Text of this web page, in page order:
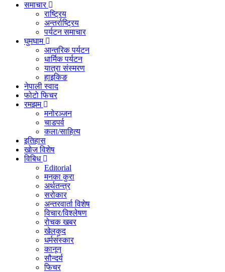
समाचार
राष्ट्रिय
अन्तर्राष्ट्रिय
पर्यटन समाचार
घुमघाम
आन्तरिक पर्यटन
धार्मिक पर्यटन
यात्रा संस्मरण
हाइकिङ
नेपाली स्वाद
फोटो फिचर
रमझम
मनोरञ्जन
चाडपर्व
कला/साहित्य
इतिहास
खोज विशेष
विबिध
Editorial
मनका कुरा
अर्थतन्त्र
सरोकार
अन्तरवार्ता विशेष
विचार/विश्लेषण
रोचक खबर
खेलकुद
धर्मसंस्कार
कानून
सौन्दर्य
फिचर